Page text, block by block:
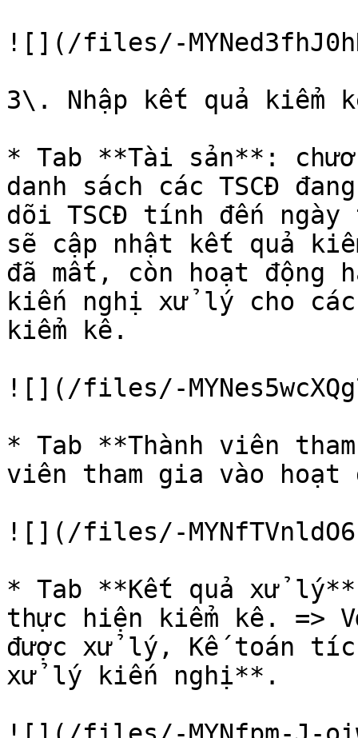
![](/files/-
3\. Nhập kết quả kiểm
* Tab **Tài sản**:
danh sách các TSCĐ
dõi TSCĐ tính đến
sẽ cập nhật kết quả
đã mất, còn hoạt động
kiến nghị xử lý cho
kiểm kê.
![](/files/-
* Tab **Thành viên
viên tham gia vào hoạt
![](/files/-
* Tab **Kết quả xử
thực hiện kiểm kê. =>
được xử lý, Kế toán
xử lý kiến nghị**.